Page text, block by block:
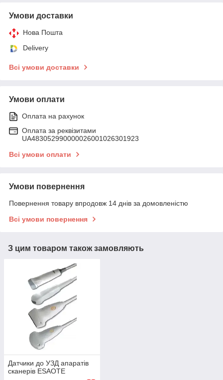
Умови доставки
Нова Пошта
Delivery
Всі умови доставки
Умови оплати
Оплата на рахунок
Оплата за реквізитами
UA483052990000026001026301923
Всі умови оплати
Умови повернення
Повернення товару впродовж 14 днів за домовленістю
Всі умови повернення
З цим товаром також замовляють
Датчики до УЗД апаратів
сканерів ESAOTE